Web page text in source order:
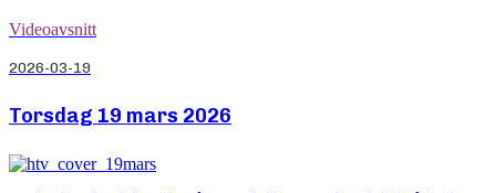
Videoavsnitt
2026-03-19
Torsdag 19 mars 2026